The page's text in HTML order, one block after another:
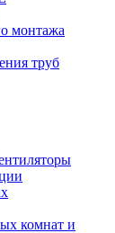
монтажа
труб
комнат и